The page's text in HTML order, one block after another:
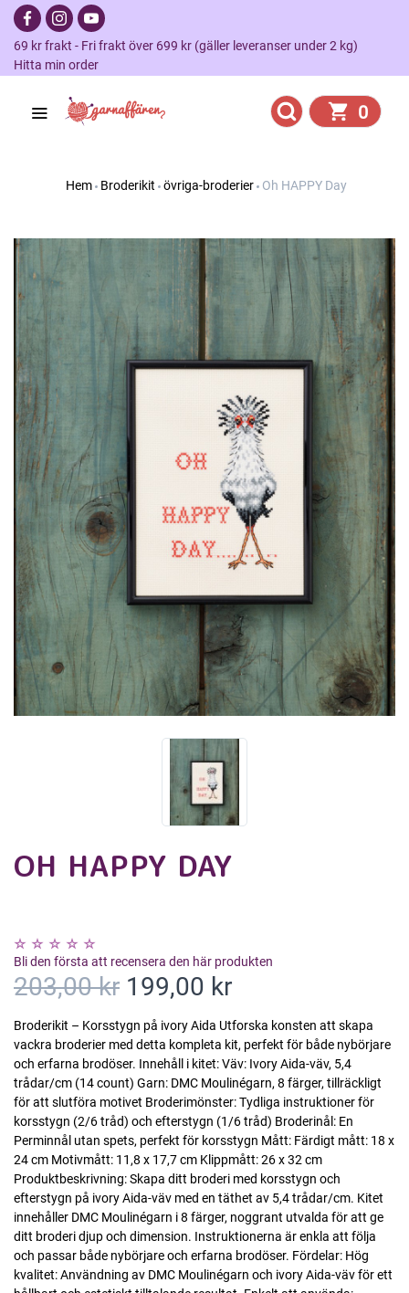
69 kr frakt - Fri frakt över 699 kr (gäller leveranser under 2 kg)
Hitta min order
0
Hem Broderikit övriga-broderier Oh HAPPY Day
OH HAPPY DAY
Bli den första att recensera den här produkten
203,00 kr 199,00 kr
Broderikit – Korsstygn på ivory Aida Utforska konsten att skapa
vackra broderier med detta kompleta kit, perfekt för både nybörjare
och erfarna brodöser. Innehåll i kitet: Väv: Ivory Aida-väv, 5,4
trådar/cm (14 count) Garn: DMC Moulinégarn, 8 färger, tillräckligt
för att slutföra motivet Broderimönster: Tydliga instruktioner för
korsstygn (2/6 tråd) och efterstygn (1/6 tråd) Broderinål: En
Perminnål utan spets, perfekt för korsstygn Mått: Färdigt mått: 18 x
24 cm Motivmått: 11,8 x 17,7 cm Klippmått: 26 x 32 cm
Produktbeskrivning: Skapa ditt broderi med korsstygn och
efterstygn på ivory Aida-väv med en täthet av 5,4 trådar/cm. Kitet
innehåller DMC Moulinégarn i 8 färger, noggrant utvalda för att ge
ditt broderi djup och dimension. Instruktionerna är enkla att följa
och passar både nybörjare och erfarna brodöser. Fördelar: Hög
kvalitet: Användning av DMC Moulinégarn och ivory Aida-väv för ett